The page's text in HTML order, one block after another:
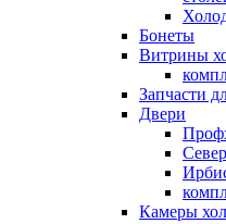
Бонеты
Витрины
Запчасти
Двери
Камеры